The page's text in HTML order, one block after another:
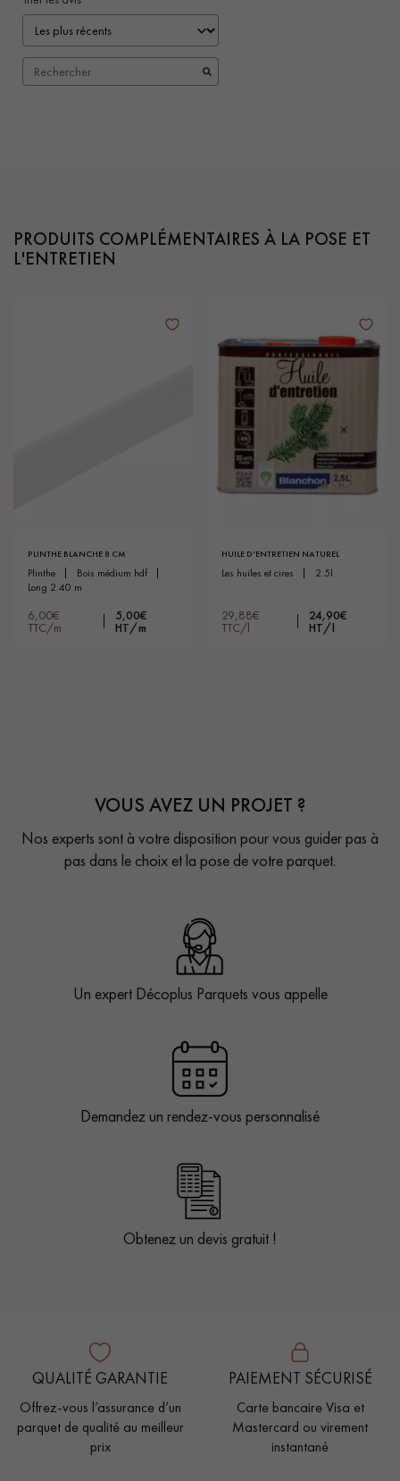
PRODUITS COMPLÉMENTAIRES À LA POSE ET
L'ENTRETIEN
PLINTHE BLANCHE 8 CM
plinthe
bois médium hdf
long 2.40 m
6,00€
TTC/m
5,00€
HT/m
HUILE D'ENTRETIEN NATUREL
les huiles et cires 2.5l
29,88€
TTC/l
24,90€
HT/l
VOUS AVEZ UN PROJET ?
Nos experts sont à votre disposition pour vous guider pas à
pas dans le choix et la pose de votre parquet.
Un expert Décoplus Parquets vous appelle
Demandez un rendez-vous personnalisé
Obtenez un devis gratuit !
QUALITÉ GARANTIE
Offrez-vous l’assurance d’un
parquet de qualité au meilleur
prix
PAIEMENT SÉCURISÉ
Carte bancaire Visa et
Mastercard ou virement
instantané